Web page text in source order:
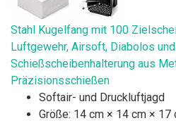
Stahl Kugelfang mit 100
Luftgewehr, Airsoft, Diabolos
Schießscheibenhalterung aus
Präzisionsschießen
Softair- und Druckluftjagd
Größe: 14 cm × 14 cm × 17